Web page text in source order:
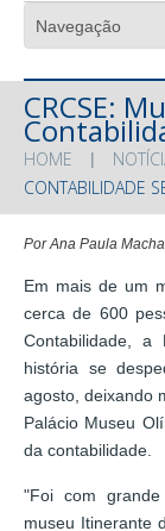
CRCSE:
HOME
CONTABILIDADE
Por Ana Paula
Em mais de um
cerca de 600
Contabilidade, a
história se
agosto, deixando
Palácio Museu
da contabilidade.
"Foi com
museu Itinerante